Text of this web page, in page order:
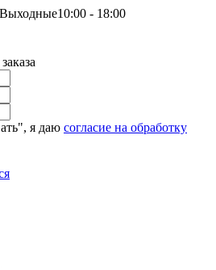
Выходные10:00 - 18:00
я даю согласие на обработку